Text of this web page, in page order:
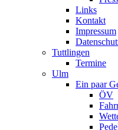
Links
Kontakt
Impressum
Tuttlingen
Termine
Ulm
Ein paar
ÖV